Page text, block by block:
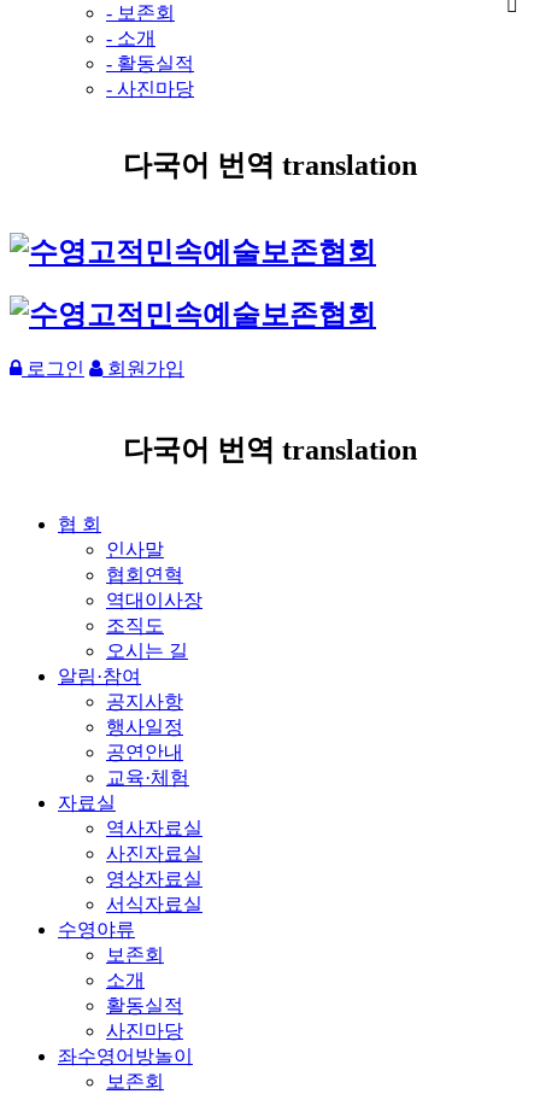
- 보존회
- 소개
- 활동실적
- 사진마당
다국어 번역 translation
로그인 회원가입
다국어 번역 translation
협 회
인사말
협회연혁
역대이사장
조직도
오시는 길
알림·참여
공지사항
행사일정
공연안내
교육·체험
자료실
역사자료실
사진자료실
영상자료실
서식자료실
수영야류
보존회
소개
활동실적
사진마당
좌수영어방놀이
보존회